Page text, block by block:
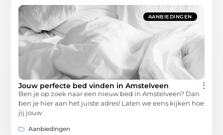
AANBIEDINGEN
Jouw perfecte bed vinden in Amstelveen
Ben je op zoek naar een nieuw bed in Amstelveen? Dan
ben je hier aan het juiste adres! Laten we eens kijken hoe
jij jouw
Aanbiedingen